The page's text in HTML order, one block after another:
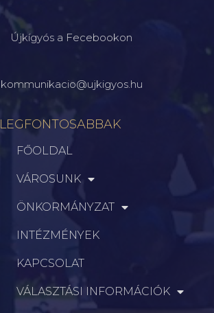
Újkígyós a Fecebookon
kommunikacio@ujkigyos.hu
LEGFONTOSABBAK
FŐOLDAL
VÁROSUNK
ÖNKORMÁNYZAT
INTÉZMÉNYEK
KAPCSOLAT
VÁLASZTÁSI INFORMÁCIÓK